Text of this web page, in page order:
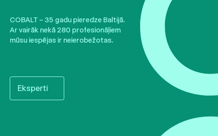
COBALT – 35 gadu pieredze Baltijā.
Ar vairāk nekā 280 profesionāļiem
mūsu iespējas ir neierobežotas.
Eksperti